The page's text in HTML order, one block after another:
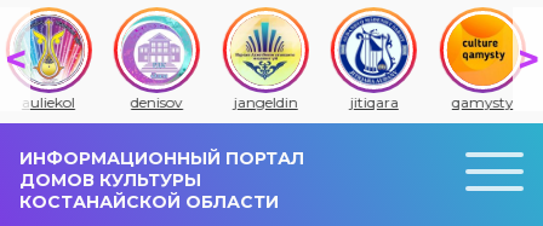
auliekol denisov jangeldin jitiqara qamysty
ИНФОРМАЦИОННЫЙ ПОРТАЛ
ДОМОВ КУЛЬТУРЫ
КОСТАНАЙСКОЙ ОБЛАСТИ